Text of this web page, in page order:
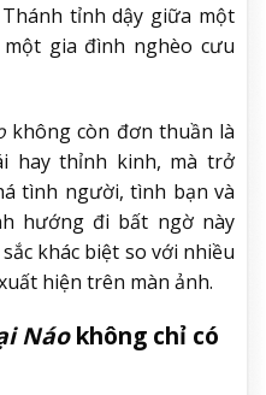
tỉnh dậy giữa một
gia đình nghèo cưu
không còn đơn thuần là
hay thỉnh kinh, mà trở
tình người, tình bạn và
hướng đi bất ngờ này
khác biệt so với nhiều
hiện trên màn ảnh.
Náokhông chỉ có